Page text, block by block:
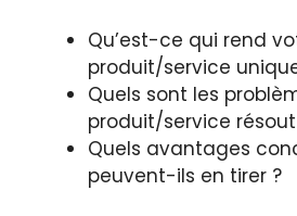
Qu’est-ce qui rend
produit/service
Quels sont les
produit/service
Quels avantages
peuvent-ils en tirer ?